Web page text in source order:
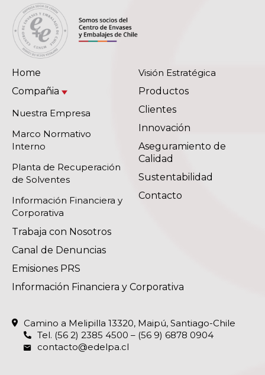
Home
Compañia
Nuestra Empresa
Marco Normativo
Interno
Planta de Recuperación
de Solventes
Información Financiera y
Corporativa
Visión Estratégica
Productos
Clientes
Innovación
Aseguramiento de
Calidad
Sustentabilidad
Contacto
Trabaja con Nosotros
Canal de Denuncias
Emisiones PRS
Información Financiera y Corporativa
Camino a Melipilla 13320, Maipú, Santiago-Chile
Tel. (56 2) 2385 4500 – (56 9) 6878 0904
contacto@edelpa.cl